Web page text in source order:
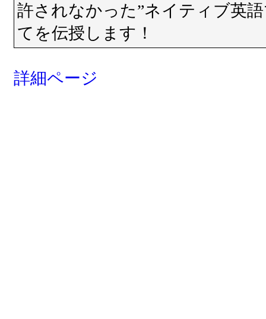
許されなかった”ネイティブ英
てを伝授します！
詳細ページ